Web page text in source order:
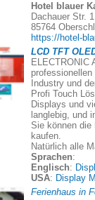
Hotel blauer
Dachauer Str. 1
85764
https://hotel-
LCD TFT
ELECTRONIC
Industry und
Profi Touch
Displays und
langlebig, und
Sie können die
kaufen.
Natürlich alle
Sprachen:
Englisch:
USA: Display
Ferienhaus in